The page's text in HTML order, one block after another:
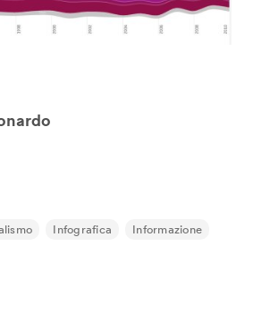
Infografica
Informazione